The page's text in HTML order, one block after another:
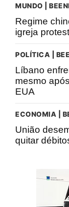
MUNDO |
Regime
igreja
POLÍTICA |
Líbano
mesmo
EUA
ECONOMIA |
União
quitar